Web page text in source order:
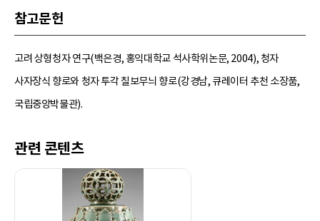
참고문헌
고려 상형청자 연구(백은경, 홍익대학교 석사학위논문, 2004), 청자
사자장식 향로와 청자 투각 칠보무늬 향로(강경남, 큐레이터 추천 소장품,
국립중앙박물관).
관련 콘텐츠